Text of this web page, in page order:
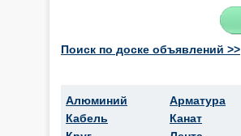
Поиск по доске объявлений >>
Алюминий
Кабель
Арматура
Канат